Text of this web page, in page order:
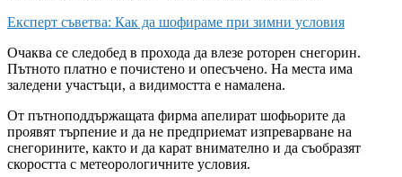
Експерт съветва: Как да шофираме при зимни условия
Очаква се следобед в прохода да влезе роторен снегорин.
Пътното платно е почистено и опесъчено. На места има
заледени участъци, а видимостта е намалена.
От пътноподдържащата фирма апелират шофьорите да
проявят търпение и да не предприемат изпреварване на
снегорините, както и да карат внимателно и да съобразят
скоростта с метеорологичните условия.